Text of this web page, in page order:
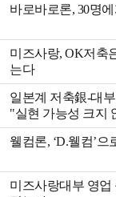
바로바로론, 30명
미즈사랑, OK저축
는다
일본계 저축銀-대
"실현 가능성 크지
웰컴론, ‘D.웰컴’
미즈사랑대부 영